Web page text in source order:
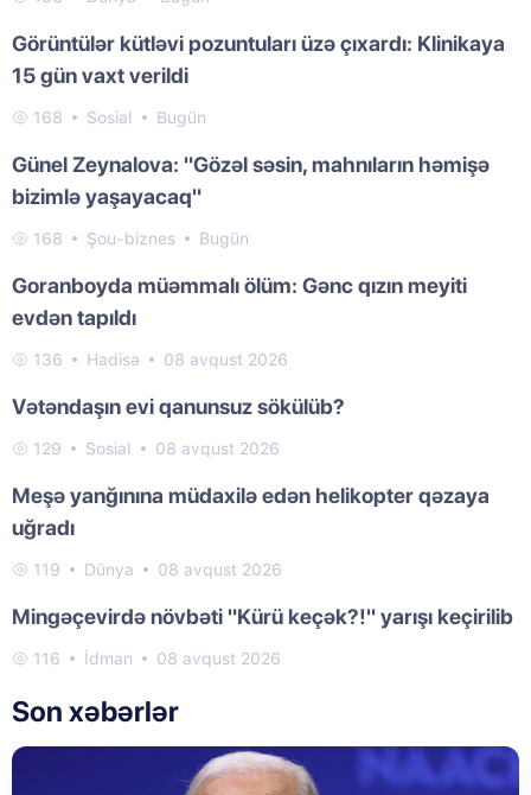
Görüntülər kütləvi pozuntuları üzə çıxardı: Klinikaya
15 gün vaxt verildi
168 Sosial Bugün
Günel Zeynalova: "Gözəl səsin, mahnıların həmişə
bizimlə yaşayacaq"
168 Şou-biznes Bugün
Goranboyda müəmmalı ölüm: Gənc qızın meyiti
evdən tapıldı
136 Hadisə 08 avqust 2026
Vətəndaşın evi qanunsuz sökülüb?
129 Sosial 08 avqust 2026
Meşə yanğınına müdaxilə edən helikopter qəzaya
uğradı
119 Dünya 08 avqust 2026
Mingəçevirdə növbəti "Kürü keçək?!" yarışı keçirilib
116 İdman 08 avqust 2026
Son xəbərlər